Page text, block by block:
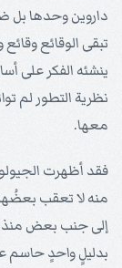
داروين وحدها بل
تبقى الوقائع
ينشئه الفكر على
نظرية التطور لم
معها.
فقد أظهرت
منه لا تعقب
إلى جنب بعض منذ
بدليلٍ واحدٍ حاسم